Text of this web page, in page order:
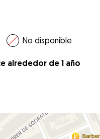
No disponible
alrededor de 1 año